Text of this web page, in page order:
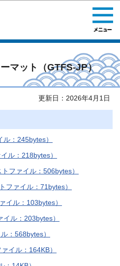
の本文へ移動
マット（GTFS-JP）
更新日：2026年4月1日
：245bytes）
ル：218bytes）
ファイル：506bytes）
ファイル：71bytes）
イル：103bytes）
ル：203bytes）
：568bytes）
イル：164KB）